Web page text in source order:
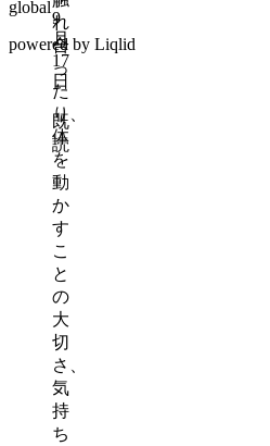
9
月
17
日
既
読
れ
合
っ
た
り、
体
を
動
か
す
こ
と
の
大
切
さ、
気
持
ち
global
powered by Liqlid